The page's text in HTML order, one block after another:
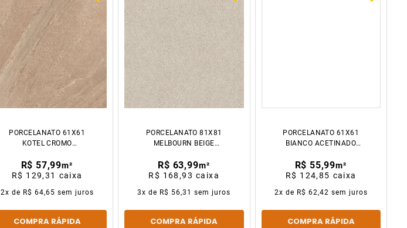
PORCELANATO 61X61
KOTEL CROMO
CX2.23M2 GAUDI
R$ 57,99m²
R$ 129,31
caixa
2x de R$ 64,65 sem juros
COMPRA RÁPIDA
PORCELANATO 81X81
MELBOURN BEIGE
CX2.64M2 GAUDI
R$ 63,99m²
R$ 168,93 caixa
3x de R$ 56,31 sem juros
COMPRA RÁPIDA
PORCELANATO 61X61
BIANCO ACETINADO
R$ 55,99m²
R$ 124,85 caixa
2x de R$ 62,42 sem juros
COMPRA RÁPIDA